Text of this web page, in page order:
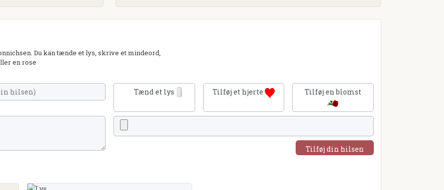
Du kan tænde et lys, skrive et mindeord,
en rose
Tænd et lys Tilføj et hjerte Tilføj en blomst
Tilføj din hilsen